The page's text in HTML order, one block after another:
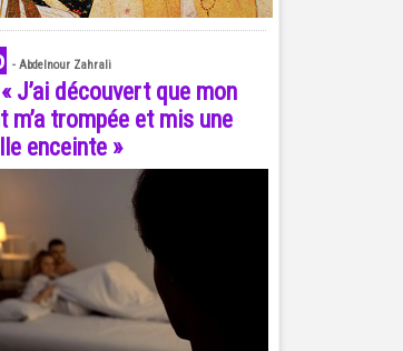
- Abdelnour Zahrali
J’ai découvert que mon
m’a trompée et mis une
enceinte »